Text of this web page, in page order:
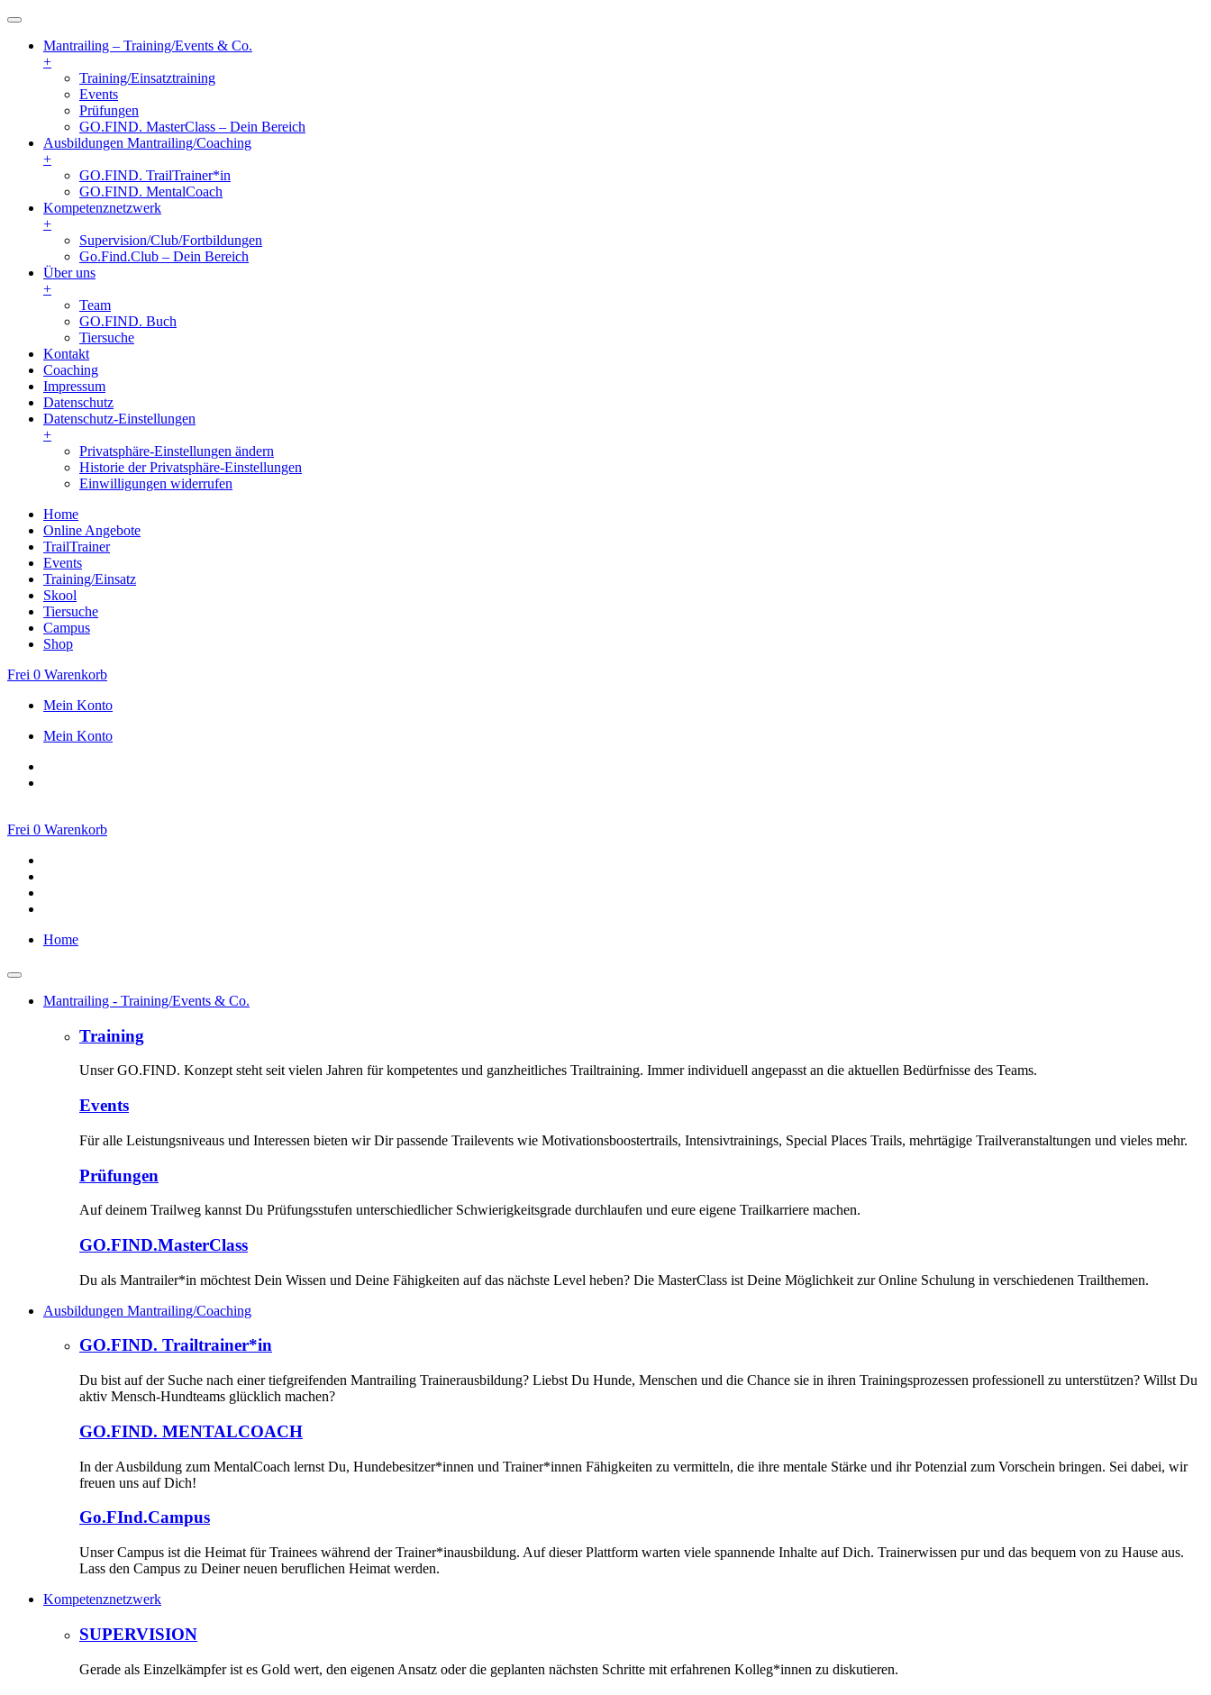
Mantrailing – Training/Events & Co.
+
Training/Einsatztraining
Events
Prüfungen
GO.FIND. MasterClass – Dein Bereich
Ausbildungen Mantrailing/Coaching
+
GO.FIND. TrailTrainer*in
GO.FIND. MentalCoach
Kompetenznetzwerk
+
Supervision/Club/Fortbildungen
Go.Find.Club – Dein Bereich
Über uns
+
Team
GO.FIND. Buch
Tiersuche
Kontakt
Coaching
Impressum
Datenschutz
Datenschutz-Einstellungen
+
Privatsphäre-Einstellungen ändern
Historie der Privatsphäre-Einstellungen
Einwilligungen widerrufen
Home
Online Angebote
TrailTrainer
Events
Training/Einsatz
Skool
Tiersuche
Campus
Shop
Frei 0 Warenkorb
Mein Konto
Mein Konto
Frei 0 Warenkorb
Home
Mantrailing - Training/Events & Co.
Training
Unser GO.FIND. Konzept steht seit vielen Jahren für kompetentes und ganzheitliches Trailtraining. Immer individuell angepasst an die aktuellen Bedürfnisse des Teams.
Events
Für alle Leistungsniveaus und Interessen bieten wir Dir passende Trailevents wie Motivationsboostertrails, Intensivtrainings, Special Places Trails, mehrtägige Trailveranstaltungen und vieles mehr.
Prüfungen
Auf deinem Trailweg kannst Du Prüfungsstufen unterschiedlicher Schwierigkeitsgrade durchlaufen und eure eigene Trailkarriere machen.
GO.FIND.MasterClass
Du als Mantrailer*in möchtest Dein Wissen und Deine Fähigkeiten auf das nächste Level heben? Die MasterClass ist Deine Möglichkeit zur Online Schulung in verschiedenen Trailthemen.
Ausbildungen Mantrailing/Coaching
GO.FIND. Trailtrainer*in
Du bist auf der Suche nach einer tiefgreifenden Mantrailing Trainerausbildung? Liebst Du Hunde, Menschen und die Chance sie in ihren Trainingsprozessen professionell zu unterstützen? Willst Du
aktiv Mensch-Hundteams glücklich machen?
GO.FIND. MENTALCOACH
In der Ausbildung zum MentalCoach lernst Du, Hundebesitzer*innen und Trainer*innen Fähigkeiten zu vermitteln, die ihre mentale Stärke und ihr Potenzial zum Vorschein bringen. Sei dabei, wir
freuen uns auf Dich!
Go.FInd.Campus
Unser Campus ist die Heimat für Trainees während der Trainer*inausbildung. Auf dieser Plattform warten viele spannende Inhalte auf Dich. Trainerwissen pur und das bequem von zu Hause aus.
Lass den Campus zu Deiner neuen beruflichen Heimat werden.
Kompetenznetzwerk
SUPERVISION
Gerade als Einzelkämpfer ist es Gold wert, den eigenen Ansatz oder die geplanten nächsten Schritte mit erfahrenen Kolleg*innen zu diskutieren.